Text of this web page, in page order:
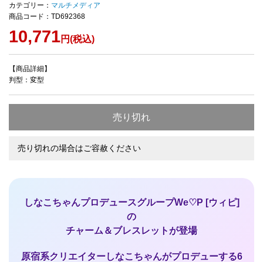
カテゴリー： マルチメディア
商品コード：TD692368
10,771円(税込)
【商品詳細】
判型：変型
売り切れ
売り切れの場合はご容赦ください
しなこちゃんプロデュースグループWe♡P [ウィピ]
の
チャーム＆ブレスレットが登場
原宿系クリエイターしなこちゃんがプロデューする6